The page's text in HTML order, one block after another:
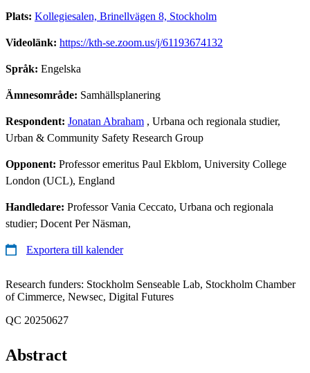
Plats: Kollegiesalen, Brinellvägen 8, Stockholm
Videolänk: https://kth-se.zoom.us/j/61193674132
Språk: Engelska
Ämnesområde: Samhällsplanering
Respondent: Jonatan Abraham , Urbana och regionala studier,
Urban & Community Safety Research Group
Opponent: Professor emeritus Paul Ekblom, University College
London (UCL), England
Handledare: Professor Vania Ceccato, Urbana och regionala
studier; Docent Per Näsman,
Exportera till kalender
Research funders: Stockholm Senseable Lab, Stockholm Chamber
of Cimmerce, Newsec, Digital Futures
QC 20250627
Abstract